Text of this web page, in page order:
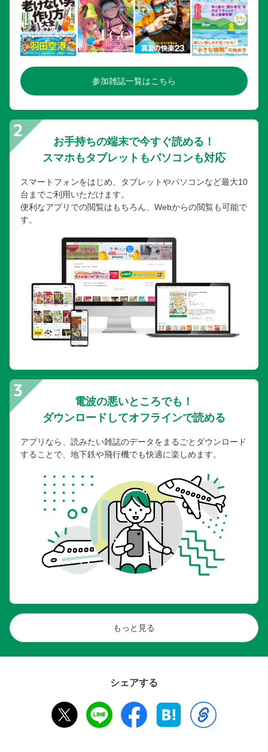
参加雑誌一覧はこちら
お手持ちの端末で今すぐ読める！
スマホもタブレットもパソコンも対応
スマートフォンをはじめ、タブレットやパソコンなど最大10
台までご利用いただけます。
便利なアプリでの閲覧はもちろん、Webからの閲覧も可能で
す。
電波の悪いところでも！
ダウンロードしてオフラインで読める
アプリなら、読みたい雑誌のデータをまるごとダウンロード
することで、地下鉄や飛行機でも快適に楽しめます。
もっと見る
シェアする